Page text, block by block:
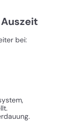
bei: